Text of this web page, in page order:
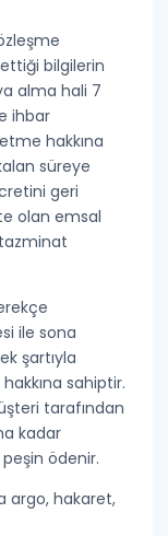
bilgilerin
alma hali 7
ihbar
hakkına
süreye
geri
olan emsal
ile sona
şartıyla
sahiptir.
tarafından
kadar
ödenir.
argo, hakaret,